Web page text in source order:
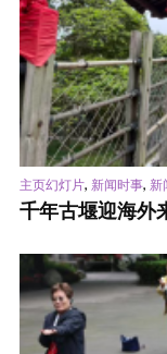
主页幻灯片, 新闻时事, 新
千年古堰迎海外